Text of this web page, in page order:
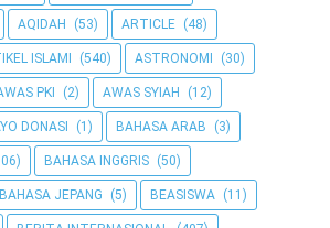
AQIDAH (53) ARTICLE (48)
ISLAMI (540) ASTRONOMI (30)
PKI (2) AWAS SYIAH (12)
DONASI (1) BAHASA ARAB (3)
BAHASA INGGRIS (50)
BAHASA JEPANG (5) BEASISWA (11)